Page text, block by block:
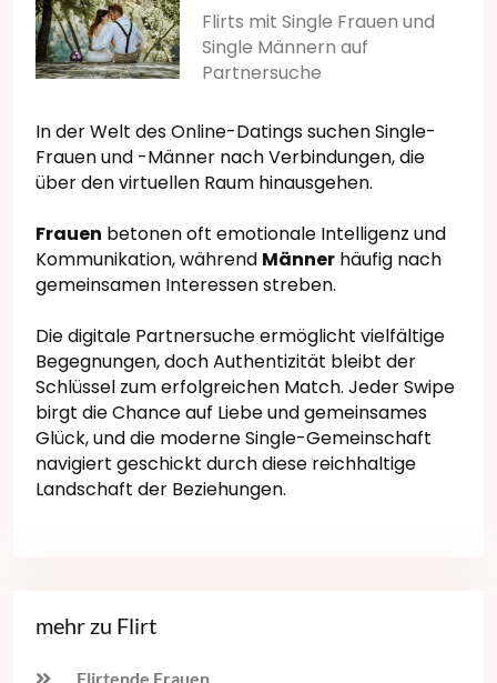
Flirts mit Single Frauen und
Single Männern auf
Partnersuche
In der Welt des Online-Datings suchen Single-
Frauen und -Männer nach Verbindungen, die
über den virtuellen Raum hinausgehen.
Frauen betonen oft emotionale Intelligenz und
Kommunikation, während Männer häufig nach
gemeinsamen Interessen streben.
Die digitale Partnersuche ermöglicht vielfältige
Begegnungen, doch Authentizität bleibt der
Schlüssel zum erfolgreichen Match. Jeder Swipe
birgt die Chance auf Liebe und gemeinsames
Glück, und die moderne Single-Gemeinschaft
navigiert geschickt durch diese reichhaltige
Landschaft der Beziehungen.
mehr zu Flirt
Flirtende Frauen